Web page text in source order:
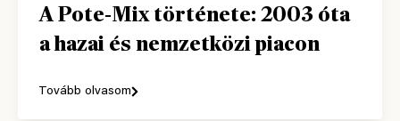
A Pote-Mix története: 2003 óta
a hazai és nemzetközi piacon
Tovább olvasom